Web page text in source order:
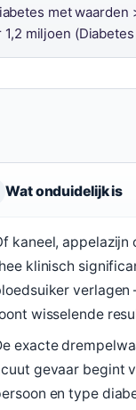
met waarden
miljoen
Wat onduidelijk is
kaneel, appelazijn
klinisch
verlagen
wisselende
exacte
gevaar begint
en type